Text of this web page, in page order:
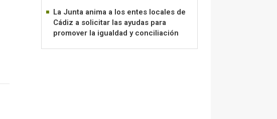
La Junta anima a los entes locales de
Cádiz a solicitar las ayudas para
promover la igualdad y conciliación